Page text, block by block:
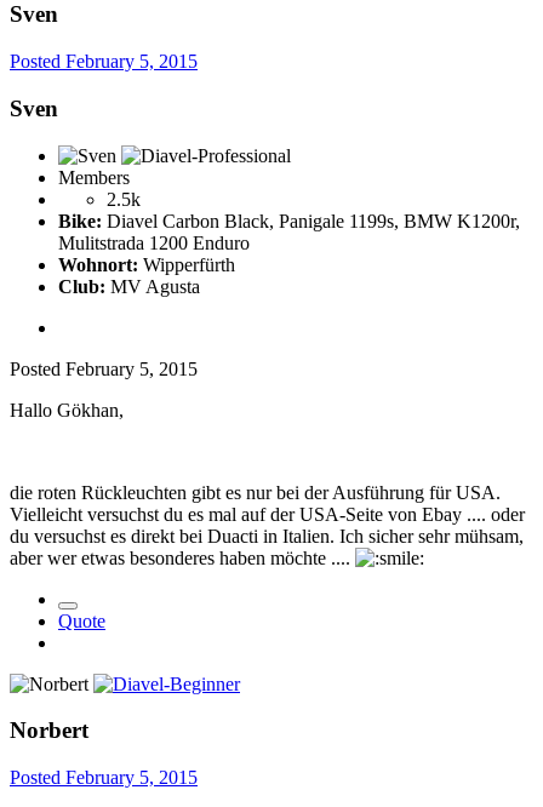
Sven
Posted February 5, 2015
Sven
Members
2.5k
Bike: Diavel Carbon Black, Panigale 1199s, BMW K1200r,
Mulitstrada 1200 Enduro
Wohnort: Wipperfürth
Club: MV Agusta
Posted February 5, 2015
Hallo Gökhan,
die roten Rückleuchten gibt es nur bei der Ausführung für USA.
Vielleicht versuchst du es mal auf der USA-Seite von Ebay .... oder
du versuchst es direkt bei Duacti in Italien. Ich sicher sehr mühsam,
aber wer etwas besonderes haben möchte ....
Quote
Norbert
Posted February 5, 2015